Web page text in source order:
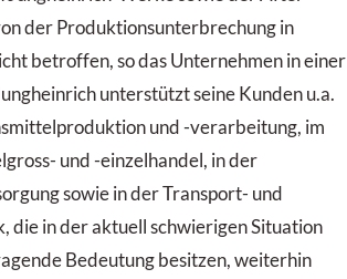
der Produktionsunterbrechung in
betroffen, so das Unternehmen in einer
unterstützt seine Kunden u.a.
und -verarbeitung, im
und -einzelhandel, in der
sowie in der Transport- und
die in der aktuell schwierigen Situation
Bedeutung besitzen, weiterhin